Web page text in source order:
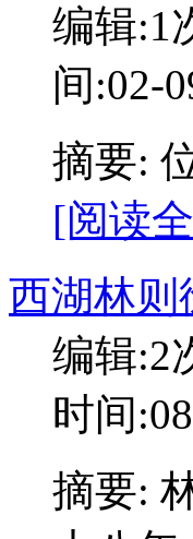
编辑:1
间:02-
摘要:
[阅读
西湖林则
编辑:2
时间
摘要: